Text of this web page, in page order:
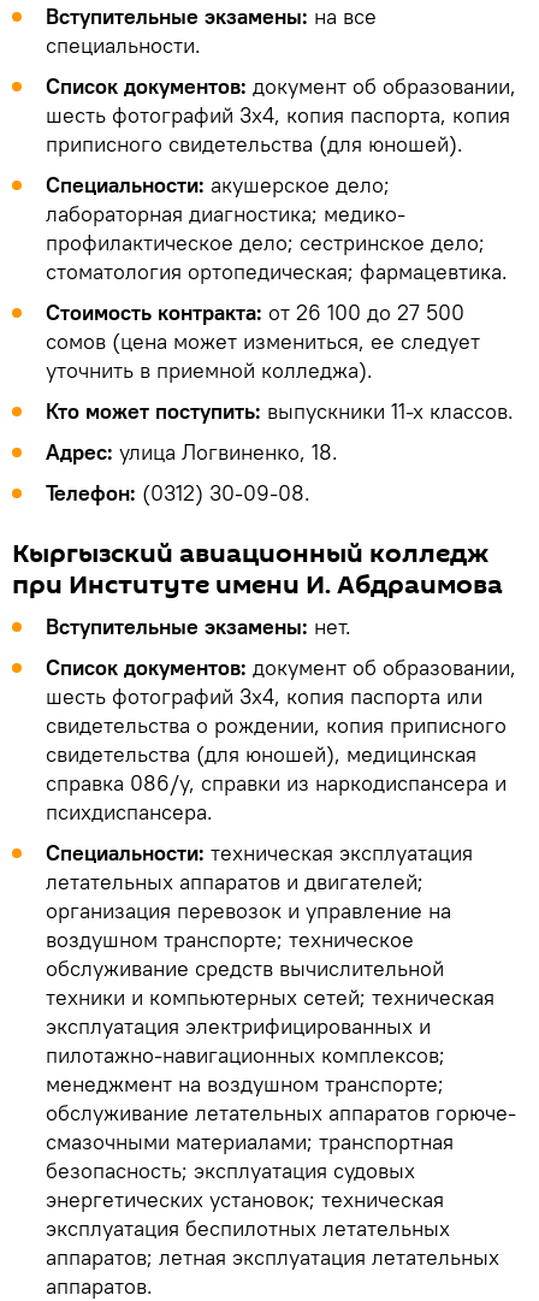
Вступительные экзамены: на все
специальности.
Список документов: документ об образовании,
шесть фотографий 3х4, копия паспорта, копия
приписного свидетельства (для юношей).
Специальности: акушерское дело;
лабораторная диагностика; медико-
профилактическое дело; сестринское дело;
стоматология ортопедическая; фармацевтика.
Стоимость контракта: от 26 100 до 27 500
сомов (цена может измениться, ее следует
уточнить в приемной колледжа).
Кто может поступить: выпускники 11-х классов.
Адрес: улица Логвиненко, 18.
Телефон: (0312) 30-09-08.
Кыргызский авиационный колледж
при Институте имени И. Абдраимова
Вступительные экзамены: нет.
Список документов: документ об образовании,
шесть фотографий 3х4, копия паспорта или
свидетельства о рождении, копия приписного
свидетельства (для юношей), медицинская
справка 086/у, справки из наркодиспансера и
психдиспансера.
Специальности: техническая эксплуатация
летательных аппаратов и двигателей;
организация перевозок и управление на
воздушном транспорте; техническое
обслуживание средств вычислительной
техники и компьютерных сетей; техническая
эксплуатация электрифицированных и
пилотажно-навигационных комплексов;
менеджмент на воздушном транспорте;
обслуживание летательных аппаратов горюче-
смазочными материалами; транспортная
безопасность; эксплуатация судовых
энергетических установок; техническая
эксплуатация беспилотных летательных
аппаратов; летная эксплуатация летательных
аппаратов.